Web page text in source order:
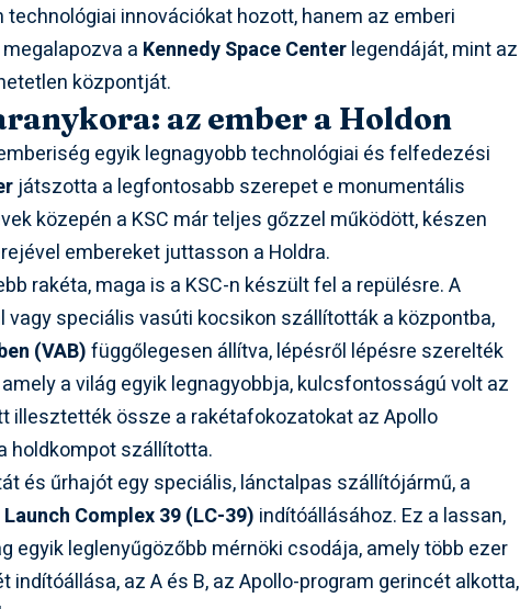
innovációkat hozott, hanem az emberi
a Kennedy Space Centerlegendáját, mint az
központját.
az ember a Holdon
egyik legnagyobb technológiai és felfedezési
játszotta a legfontosabb szerepet e monumentális
közepén a KSC már teljes gőzzel működött, készen
embereket juttasson a Holdra.
rakéta, maga is a KSC-n készült fel a repülésre. A
speciális vasúti kocsikon szállították a központba,
(VAB)függőlegesen állítva, lépésről lépésre szerelték
a világ egyik legnagyobbja, kulcsfontosságú volt az
illesztették össze a rakétafokozatokat az Apollo
holdkompot szállította.
és űrhajót egy speciális, lánctalpas szállítójármű, a
Launch Complex 39 (LC-39) indítóállásához. Ez a lassan,
egyik leglenyűgözőbb mérnöki csodája, amely több ezer
indítóállása, az A és B, az Apollo-program gerincét alkotta,